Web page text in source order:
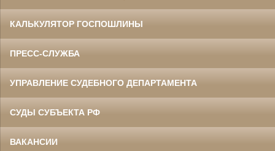
КАЛЬКУЛЯТОР ГОСПОШЛИНЫ
ПРЕСС-СЛУЖБА
УПРАВЛЕНИЕ СУДЕБНОГО ДЕПАРТАМЕНТА
СУДЫ СУБЪЕКТА РФ
ВАКАНСИИ